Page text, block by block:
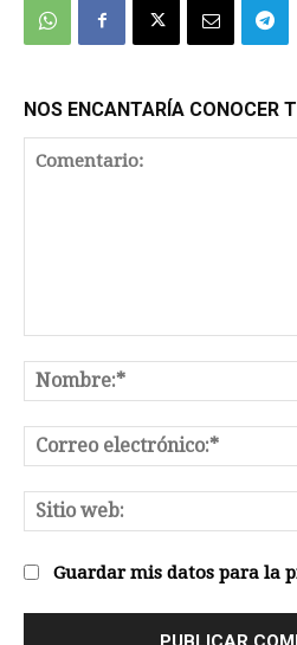
NOS ENCANTARÍA CONOCER
Guardar mis datos para la